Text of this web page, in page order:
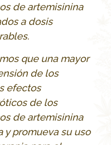
de artemisinina
a dosis
que una mayor
ón de los
efectos
de los
de artemisinina
y promueva su uso